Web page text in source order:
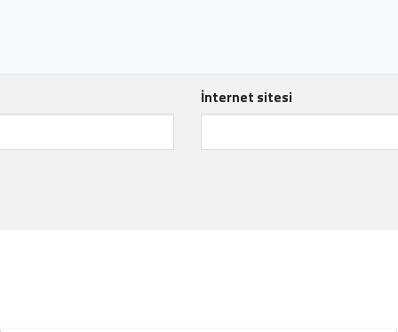
İnternet sitesi